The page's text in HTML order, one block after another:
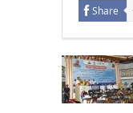
Share